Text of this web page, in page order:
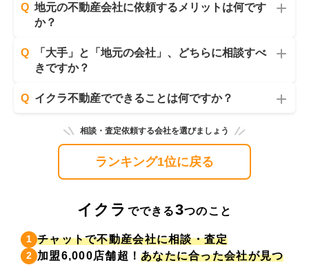
Q 地元の不動産会社に依頼するメリットは何です
か？
Q
「大手」と「地元の会社」、どちらに相談すべ
きですか？
Q イクラ不動産でできることは何ですか？
相談・査定依頼する会社を選びましょう
ランキング1位に戻る
イクラ でできる3つのこと
1 チャットで不動産会社に相談・査定
2 加盟6,000店舗超！あなたに合った会社が見つ